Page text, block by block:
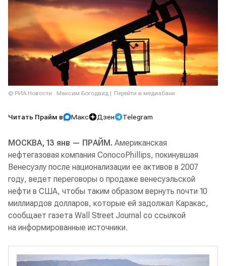
© РИА Новости . Максим Богодвид Перейти в медиабанк
Читать Прайм в Макс Дзен Telegram
МОСКВА, 13 янв — ПРАЙМ. Американская
нефтегазовая компания ConocoPhillips, покинувшая
Венесуэлу после национализации ее активов в 2007
году, ведет переговоры о продаже венесуэльской
нефти в США, чтобы таким образом вернуть почти 10
миллиардов долларов, которые ей задолжал Каракас,
сообщает газета Wall Street Journal со ссылкой
на информированные источники.